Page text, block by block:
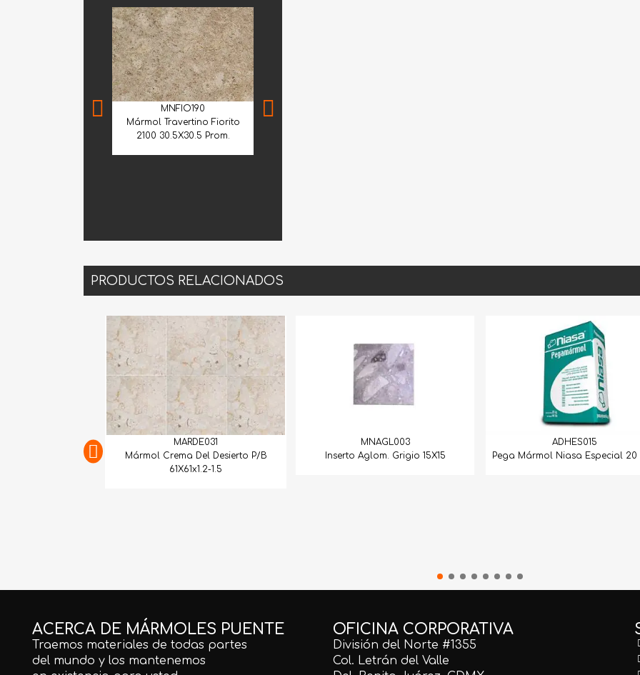
MNFIO190
Mármol Travertino Fiorito
2100 30.5X30.5 Prom.
PRODUCTOS RELACIONADOS
MARDE031
Mármol Crema Del Desierto P/B
61X61x1.2-1.5
MNAGL003
Inserto Aglom. Grigio 15X15
ADHES015
Pega Mármol Niasa Especial 20
ACERCA DE MÁRMOLES PUENTE
Traemos materiales de todas partes
del mundo y los mantenemos
OFICINA CORPORATIVA
División del Norte #1355
Col. Letrán del Valle